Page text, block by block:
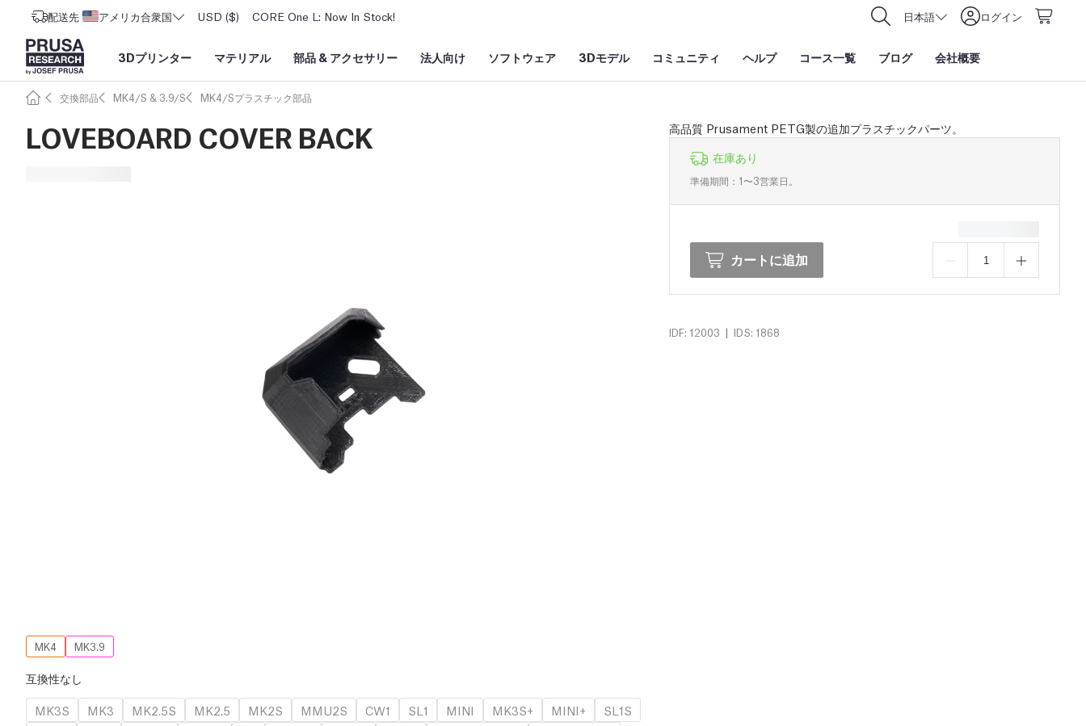
配送先 アメリカ合衆国 USD ($) CORE One L: Now In Stock! 日本語 ログイン
3Dプリンター マテリアル 部品 & アクセサリー 法人向け ソフトウェア 3Dモデル コミュニティ ヘルプ コース一覧 ブログ 会社概要
交換部品 MK4/S & 3.9/S MK4/Sプラスチック部品
LOVEBOARD COVER BACK
高品質 Prusament PETG製の追加プラスチックパーツ。
在庫あり
準備期間：1〜3営業日。
カートに追加
IDF: 12003 | IDS: 1868
MK4 MK3.9
互換性なし
MK3S
MK3 MK2.5S MK2.5 MK2S MMU2S CW1 SL1 MINI MK3S+ MINI+
SL1S